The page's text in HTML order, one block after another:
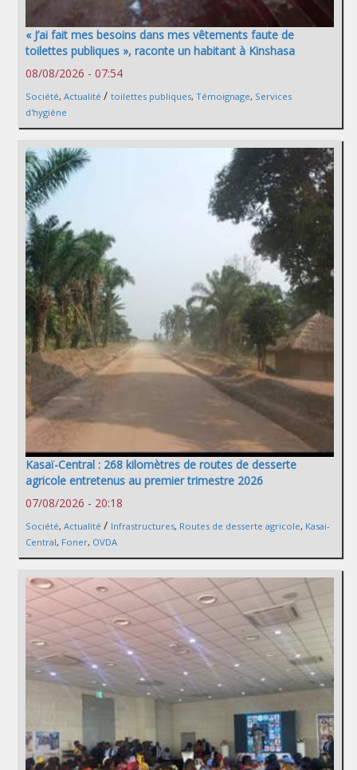
« J’ai fait mes besoins dans mes vêtements faute de
toilettes publiques », raconte un habitant à Kinshasa
08/08/2026 - 07:54
Société, Actualité / toilettes publiques, Témoignage, Services
d'hygiène
Kasaï-Central : 268 kilomètres de routes de desserte
agricole entretenus au premier trimestre 2026
07/08/2026 - 20:18
Société, Actualité / Infrastructures, Routes de desserte agricole, Kasai-
Central, Foner, OVDA